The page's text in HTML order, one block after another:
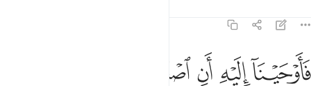
فاوحينا اليه ان اصنع الفلك باعيننا ووحينا فاذا جاء امرنا وفار
فَأَوْحَيْنَآ إِلَيْهِ أَنِ ٱصْنَعِ ٱلْفُلْكَ بِأَعْيُنِنَا وَوَحْيِنَا فَإِذَا جَآءَ أَمْرُنَا
ﲼﲽﲾﲿ